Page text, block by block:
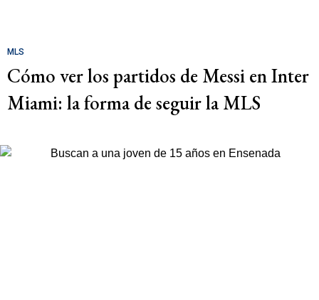
MLS
Cómo ver los partidos de Messi en Inter
Miami: la forma de seguir la MLS